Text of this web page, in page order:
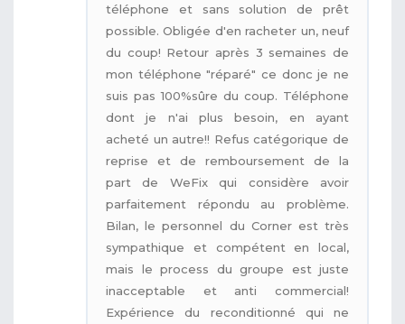
téléphone et sans solution de prêt
possible. Obligée d'en racheter un, neuf
du coup! Retour après 3 semaines de
mon téléphone "réparé" ce donc je ne
suis pas 100%sûre du coup. Téléphone
dont je n'ai plus besoin, en ayant
acheté un autre!! Refus catégorique de
reprise et de remboursement de la
part de WeFix qui considère avoir
parfaitement répondu au problème.
Bilan, le personnel du Corner est très
sympathique et compétent en local,
mais le process du groupe est juste
inacceptable et anti commercial!
Expérience du reconditionné qui ne